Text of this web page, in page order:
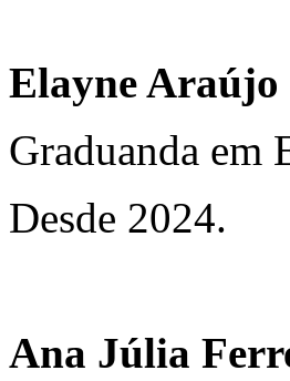
Elayne
Graduanda em
Desde 2024.
Ana Júlia